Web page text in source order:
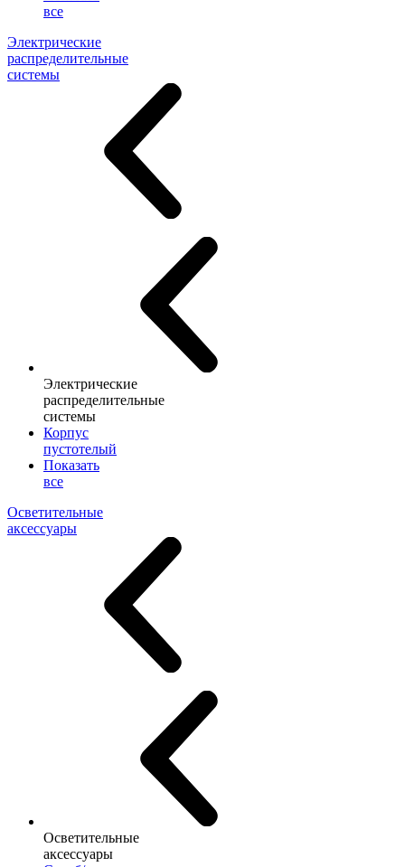
все
Электрические
распределительные
системы
Электрические
распределительные
системы
Корпус
пустотелый
Показать
все
Осветительные
аксессуары
Осветительные
аксессуары